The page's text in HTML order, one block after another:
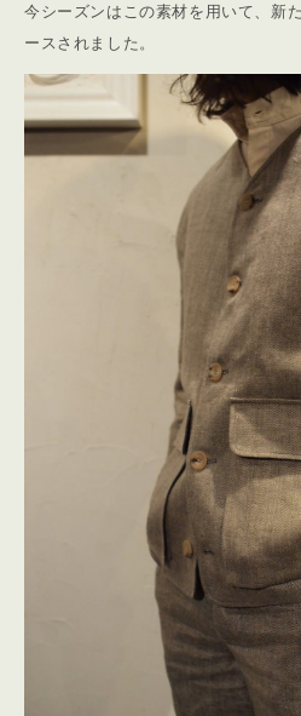
今シーズンはこの素材を用いて、新
ースされました。